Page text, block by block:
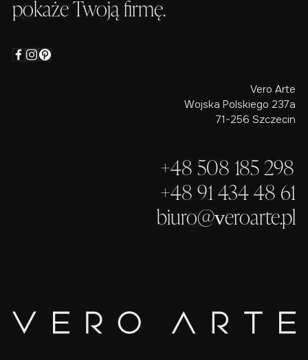
pokaże Twoją firmę.
Vero Arte
Wojska Polskiego 237a
71-256 Szczecin
+48 508 185 298
+48 91 434 48 61
biuro@veroarte.pl